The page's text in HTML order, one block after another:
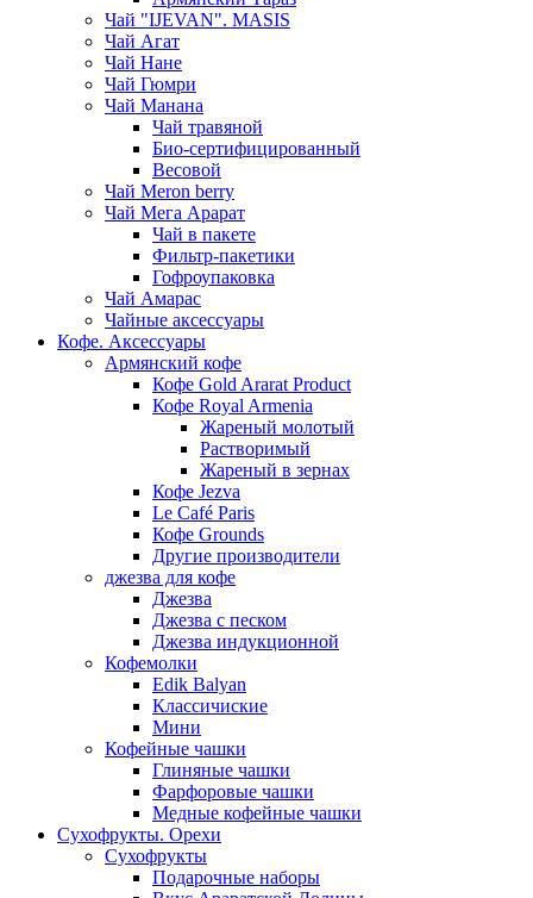
Чай "IJEVAN". MASIS
Чай Агат
Чай Нане
Чай Гюмри
Чай Манана
Чай травяной
Био-сертифицированный
Весовой
Чай Meron berry
Чай Мега Арарат
Чай в пакете
Фильтр-пакетики
Гофроупаковка
Чай Амарас
Чайные аксессуары
Кофе. Аксессуары
Армянский кофе
Кофе Gold Ararat Product
Кофе Royal Armenia
Жареный молотый
Растворимый
Жареный в зернах
Кофе Jezva
Le Café Paris
Кофе Grounds
Другие производители
джезва для кофе
Джезва
Джезва с песком
Джезва индукционной
Кофемолки
Edik Balyan
Классичиские
Мини
Кофейные чашки
Глиняные чашки
Фарфоровые чашки
Медные кофейные чашки
Сухофрукты. Орехи
Сухофрукты
Подарочные наборы